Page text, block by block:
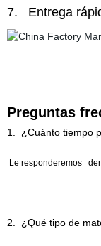
7. Entrega
Preguntas
1. ¿Cuánto tiempo
Le responderemos
2. ¿Qué tipo de